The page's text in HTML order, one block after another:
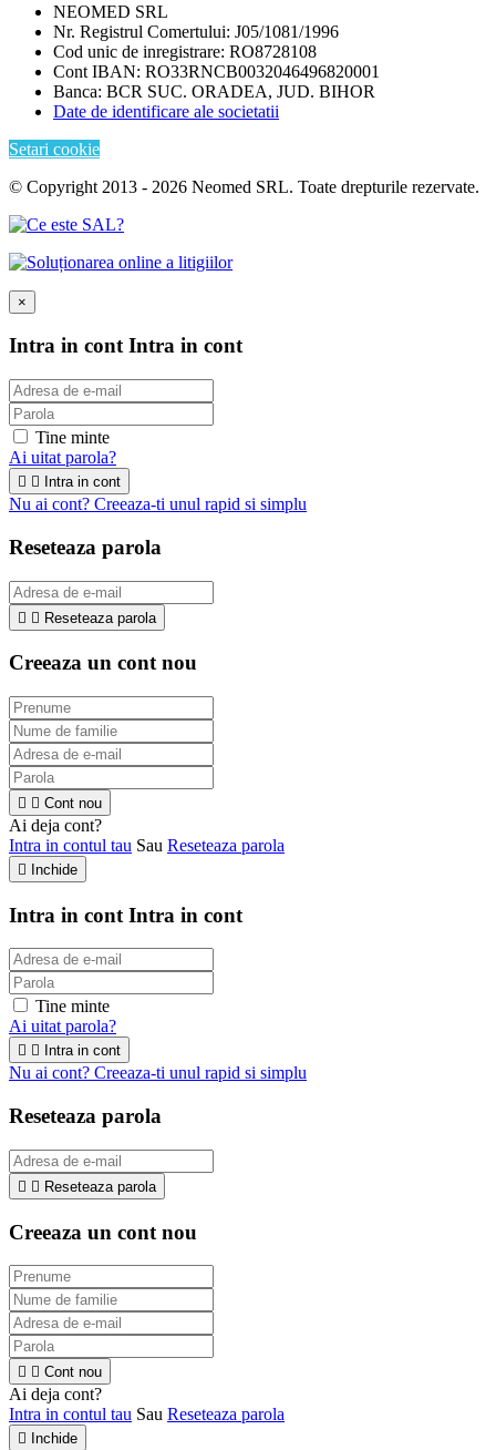
NEOMED SRL
Nr. Registrul Comertului: J05/1081/1996
Cod unic de inregistrare: RO8728108
Cont IBAN: RO33RNCB0032046496820001
Banca: BCR SUC. ORADEA, JUD. BIHOR
Date de identificare ale societatii
Setari cookie
© Copyright 2013 - 2026 Neomed SRL. Toate drepturile rezervate.
×
Intra in contIntra in cont
Tine minte
Ai uitat parola?
  Intra in cont
Nu ai cont? Creeaza-ti unul rapid si simplu
Reseteaza parola
  Reseteaza parola
Creeaza un cont nou
  Cont nou
Ai deja cont?
Intra in contul tau Sau Reseteaza parola
 Inchide
Intra in cont Intra in cont
Tine minte
Ai uitat parola?
  Intra in cont
Nu ai cont? Creeaza-ti unul rapid si simplu
Reseteaza parola
  Reseteaza parola
Creeaza un cont nou
  Cont nou
Ai deja cont?
Intra in contul tau Sau Reseteaza parola
 Inchide